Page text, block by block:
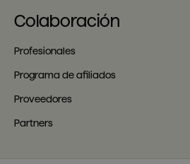
Colaboración
Profesionales
Programa de afiliados
Proveedores
Partners